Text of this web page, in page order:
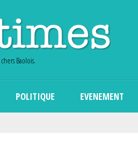
Baolois.
POLITIQUE EVENEMENT